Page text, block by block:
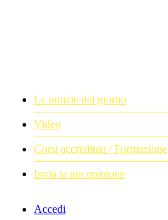
Le notizie del giorno
Video
Corsi accreditati / Formazione
Invia la tua opinione
Accedi